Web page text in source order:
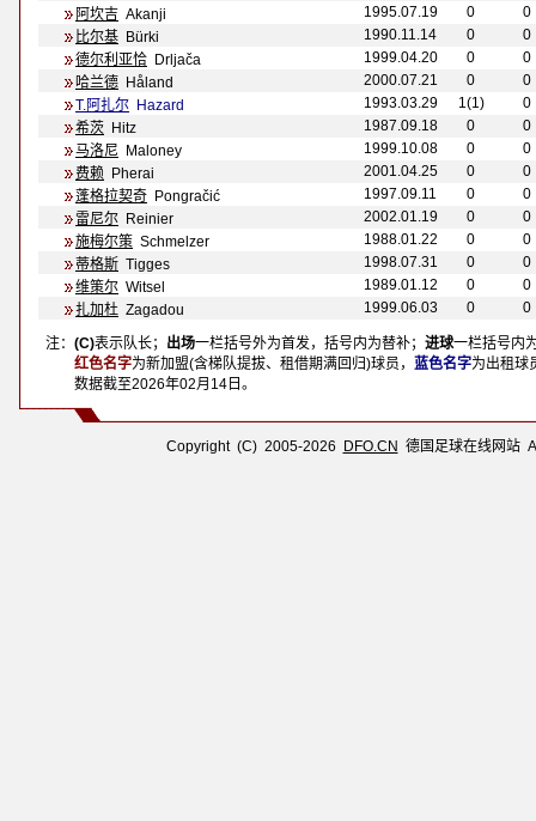
阿坎吉 Akanji 1995.07.19 0
0
比尔基 Bürki 1990.11.14 0
0
德尔利亚恰 Drljača 1999.04.20 0
0
哈兰德 Håland 2000.07.21 0
0
T.阿扎尔 Hazard 1993.03.29 1(1)
0
希茨 Hitz 1987.09.18 0
0
马洛尼 Maloney 1999.10.08 0
0
费赖 Pherai 2001.04.25 0
0
蓬格拉契奇 Pongračić 1997.09.11 0
0
雷尼尔 Reinier 2002.01.19 0
0
施梅尔策 Schmelzer 1988.01.22 0
0
蒂格斯 Tigges 1998.07.31 0
0
维策尔 Witsel 1989.01.12 0
0
扎加杜 Zagadou 1999.06.03 0 0
注： (C)表示队长； 出场一栏括号外为首发，括号内为替补； 进球一栏括号内
红色名字为新加盟(含梯队提拔、租借期满回归)球员， 蓝色名字为出租球
数据截至2026年02月14日 。
Copyright (C) 2005-2026 DFO.CN 德国足球在线网站